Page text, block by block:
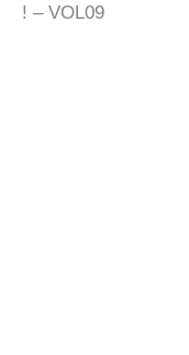
! – VOL09